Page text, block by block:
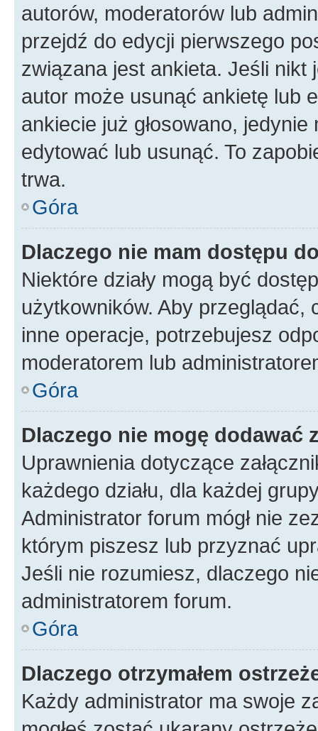
autorów, moderatorów lub
przejdź do edycji pierwszego
związana jest ankieta. Jeśli nikt
autor może usunąć ankietę lub
ankiecie już głosowano,
edytować lub usunąć. To
trwa.
Góra
Dlaczego nie mam dostępu
Niektóre działy mogą być
użytkowników. Aby
inne operacje, potrzebujesz
moderatorem lub
Góra
Dlaczego nie mogę dodawać
Uprawnienia dotyczące
każdego działu, dla każdej
Administrator forum mógł nie
którym piszesz lub przyznać
Jeśli nie rozumiesz, dlaczego
administratorem forum.
Góra
Dlaczego otrzymałem
Każdy administrator ma swoje